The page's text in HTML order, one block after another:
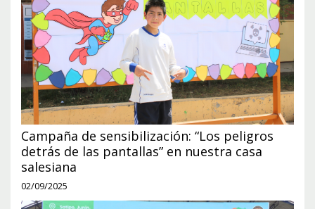
Campaña de sensibilización: “Los peligros
detrás de las pantallas” en nuestra casa
salesiana
02/09/2025